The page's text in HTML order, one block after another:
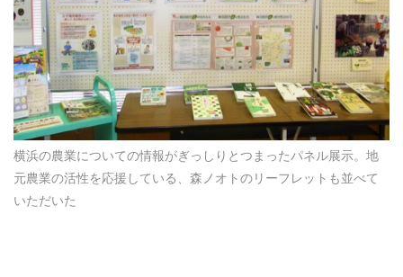
横浜の農業についての情報がぎっしりとつまったパネル展示。地
元農業の活性を応援している、森ノオトのリーフレットも並べて
いただいた